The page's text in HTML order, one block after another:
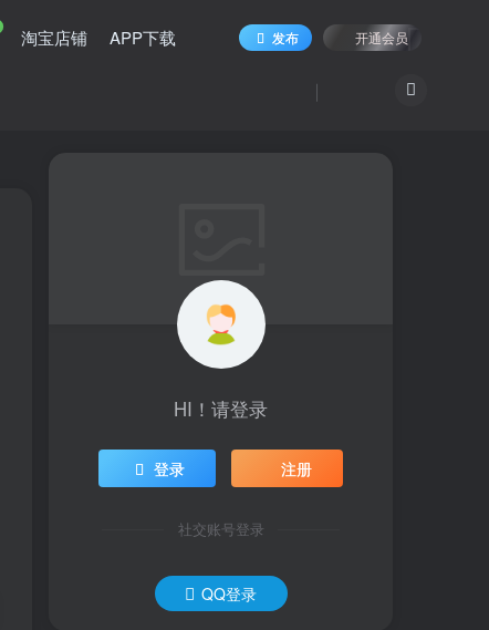
淘宝店铺 APP下载 发布 开通会员
HI！请登录
登录 注册
社交账号登录
QQ登录